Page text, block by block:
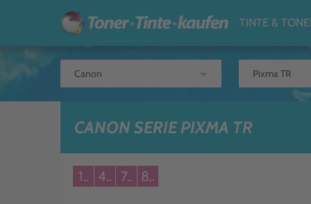
TINTE &
CANON SERIE PIXMA TR
1.. 4.. 7.. 8..